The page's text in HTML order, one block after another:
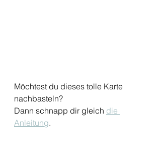
Möchtest du dieses tolle Karte
nachbasteln?
Dann schnapp dir gleich die
Anleitung.